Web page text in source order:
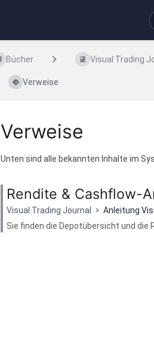
Bücher Visual Trading
Verweise
Verweise
Unten sind alle bekannten Inhalte im
Rendite & Cashflow-
Visual Trading Journal
Anleitung
Sie finden die Depotübersicht und die